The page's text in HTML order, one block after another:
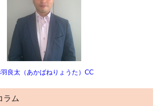
良太（あかばねりょうた）CC
ラム